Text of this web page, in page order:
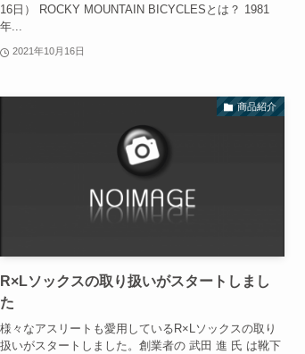
16日） ROCKY MOUNTAIN BICYCLESとは？ 1981
年...
2021年10月16日
商品紹介
R×Lソックスの取り扱いがスタートしまし
た
様々なアスリートも愛用しているR×Lソックスの取り
扱いがスタートしました。創業者の 武田 進 氏 は靴下